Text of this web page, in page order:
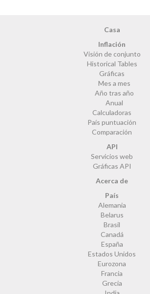
Casa
Inflación
Visión de conjunto
Historical Tables
Gráficas
Mes a mes
Año tras año
Anual
Calculadoras
País puntuación
Comparación
API
Servicios web
Gráficas API
Acerca de
País
Alemania
Belarus
Brasil
Canadá
España
Estados Unidos
Eurozona
Francia
Grecia